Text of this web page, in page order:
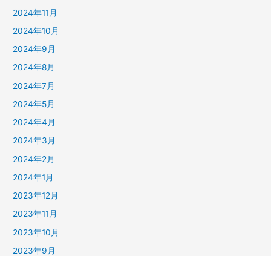
2024年11月
2024年10月
2024年9月
2024年8月
2024年7月
2024年5月
2024年4月
2024年3月
2024年2月
2024年1月
2023年12月
2023年11月
2023年10月
2023年9月